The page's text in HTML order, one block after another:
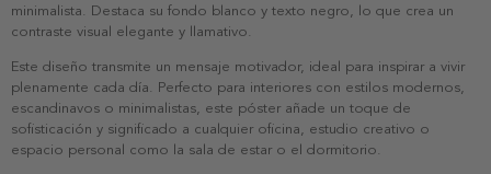
minimalista. Destaca su fondo blanco y texto negro, lo que crea un
contraste visual elegante y llamativo.
Este diseño transmite un mensaje motivador, ideal para inspirar a vivir
plenamente cada día. Perfecto para interiores con estilos modernos,
escandinavos o minimalistas, este póster añade un toque de
sofisticación y significado a cualquier oficina, estudio creativo o
espacio personal como la sala de estar o el dormitorio.